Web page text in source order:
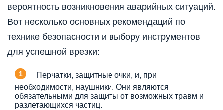
вероятность возникновения аварийных ситуаций.
Вот несколько основных рекомендаций по
технике безопасности и выбору инструментов
для успешной врезки:
Перчатки, защитные очки, и, при
необходимости, наушники. Они являются
обязательными для защиты от возможных травм и
разлетающихся частиц.